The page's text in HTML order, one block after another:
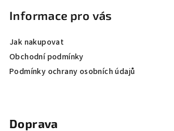
Informace pro vás
Jak nakupovat
Obchodní podmínky
Podmínky ochrany osobních údajů
Doprava